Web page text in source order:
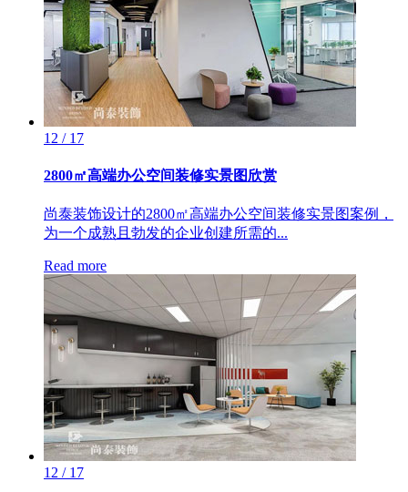
12 / 17
2800㎡高端办公空间装修实景图欣赏
尚泰装饰设计的2800㎡高端办公空间装修实景图案例，
为一个成熟且勃发的企业创建所需的...
Read more
12 / 17